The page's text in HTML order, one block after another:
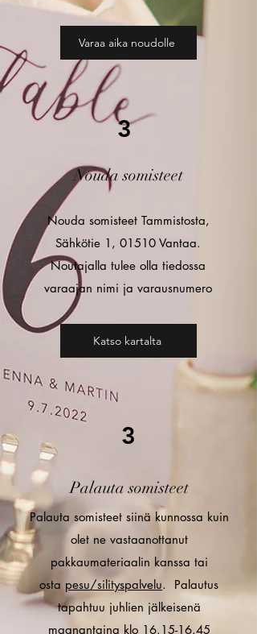
Varaa aika noudolle
3
Nouda somisteet
Nouda somisteet Tammistosta,
Sähkötie 1, 01510 Vantaa.
Noutajalla tulee olla tiedossa
varaajan nimi ja varausnumero
Katso kartalta
3
Palauta somisteet
Palauta somisteet siinä kunnossa kuin
olet ne vastaanottanut
pakkaumateriaalin kanssa tai
osta pesu/silityspalvelu. Palautus
tapahtuu juhlien jälkeisenä
maanantaina klo 16.15-16.45